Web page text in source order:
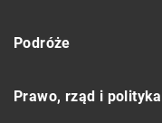
Podróże
Prawo, rząd i polityka